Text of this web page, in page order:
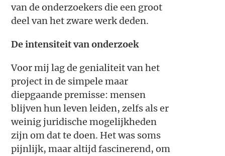
van de onderzoekers die een groot
deel van het zware werk deden.
De intensiteit van onderzoek
Voor mij lag de genialiteit van het
project in de simpele maar
diepgaande premisse: mensen
blijven hun leven leiden, zelfs als er
weinig juridische mogelijkheden
zijn om dat te doen. Het was soms
pijnlijk, maar altijd fascinerend, om